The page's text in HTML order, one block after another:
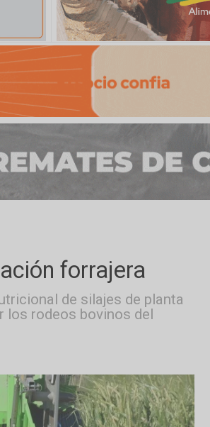
forrajera
nutricional de silajes de
los rodeos bovinos del